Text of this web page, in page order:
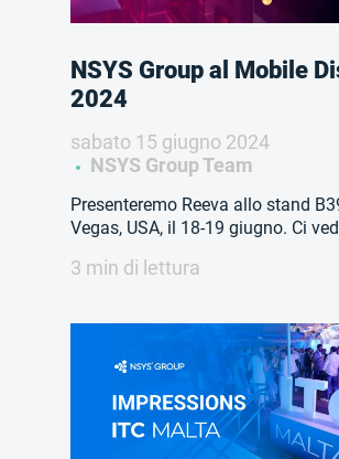
NSYS Group al Mobile
2024
sabato 15 giugno 2024
NSYS Group Team
Presenteremo Reeva allo stand
Vegas, USA, il 18-19 giugno. Ci
3 min di lettura